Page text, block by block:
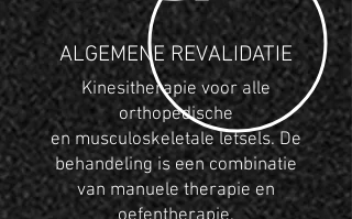
ALGEMENE REVALIDATIE
Kinesitherapie voor alle
orthopedische
en musculoskeletale letsels. De
behandeling is een combinatie
van manuele therapie en